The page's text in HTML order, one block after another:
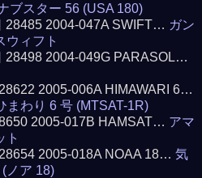
ブスター 56 (USA 180)
28485 2004-047A SWIFT… ガン
ウィフト
28498 2004-049G PARASOL…
2005-006A HIMAWARI 6…
まわり 6 号 (MTSAT-1R)
2005-017B HAMSAT… アマ
ト
2005-018A NOAA 18…気
ノア 18)